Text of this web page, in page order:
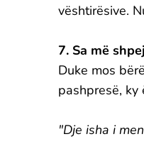
vështirësive.
7. Sa më
Duke mos
pashpresë, ky
"Dje isha i